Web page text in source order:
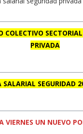
COLECTIVO
PRIVADA
SALARIAL SEGURIDAD
VIERNES UN NUEVO